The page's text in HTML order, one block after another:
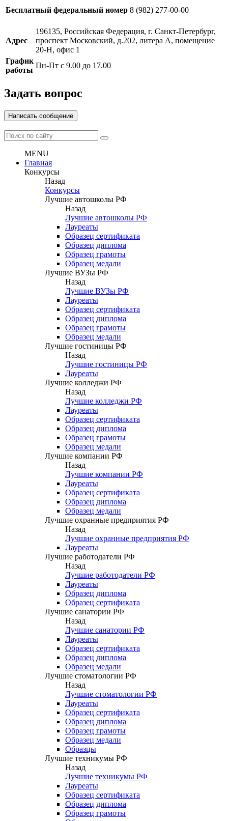
Бесплатный федеральный номер 8 (982) 277-00-00
Адрес
196135, Российская Федерация, г. Санкт-Петербург,
проспект Московский, д.202, литера А, помещение
20-Н, офис 1
График
работы
Пн-Пт с 9.00 до 17.00
Задать вопрос
Написать сообщение
MENU
Главная
Конкурсы
Назад
Конкурсы
Лучшие автошколы РФ
Назад
Лучшие автошколы РФ
Лауреаты
Образец сертификата
Образец диплома
Образец грамоты
Образец медали
Лучшие ВУЗы РФ
Назад
Лучшие ВУЗы РФ
Лауреаты
Образец сертификата
Образец диплома
Образец грамоты
Образец медали
Лучшие гостиницы РФ
Назад
Лучшие гостиницы РФ
Лауреаты
Лучшие колледжи РФ
Назад
Лучшие колледжи РФ
Лауреаты
Образец сертификата
Образец диплома
Образец грамоты
Образец медали
Лучшие компании РФ
Назад
Лучшие компании РФ
Лауреаты
Образец сертификата
Образец диплома
Образец медали
Лучшие охранные предприятия РФ
Назад
Лучшие охранные предприятия РФ
Лауреаты
Лучшие работодатели РФ
Назад
Лучшие работодатели РФ
Лауреаты
Образец диплома
Образец сертификата
Лучшие санатории РФ
Назад
Лучшие санатории РФ
Лауреаты
Образец сертификата
Образец диплома
Образец медали
Лучшие стоматологии РФ
Назад
Лучшие стоматологии РФ
Лауреаты
Образец сертификата
Образец диплома
Образец грамоты
Образец медали
Образцы
Лучшие техникумы РФ
Назад
Лучшие техникумы РФ
Лауреаты
Образец сертификата
Образец диплома
Образец грамоты